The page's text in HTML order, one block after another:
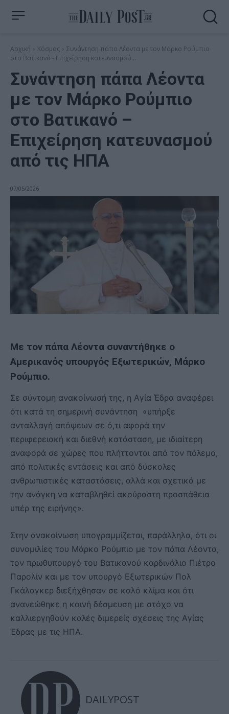
Αρχική Κόσμος
Συνάντηση πάπα Λέοντα με τον Μάρκο Ρούμπιο
στο Βατικανό - Επιχείρηση κατευνασμού...
Συνάντηση πάπα Λέοντα
με τον Μάρκο Ρούμπιο
στο Βατικανό –
Επιχείρηση κατευνασμού
από τις ΗΠΑ
07/05/2026
Με τον πάπα Λέοντα συναντήθηκε ο
Αμερικανός υπουργός Εξωτερικών, Μάρκο
Ρούμπιο.
Σε σύντομη ανακοίνωσή της, η Αγία Έδρα αναφέρει
ότι κατά τη σημερινή συνάντηση «υπήρξε
ανταλλαγή απόψεων σε ό,τι αφορά την
περιφερειακή και διεθνή κατάσταση, με ιδιαίτερη
αναφορά σε χώρες που πλήττονται από τον πόλεμο,
από πολιτικές εντάσεις και από δύσκολες
ανθρωπιστικές καταστάσεις, αλλά και σχετικά με
την ανάγκη να καταβληθεί ακούραστη προσπάθεια
υπέρ της ειρήνης».
Στην ανακοίνωση υπογραμμίζεται, παράλληλα, ότι οι
συνομιλίες του Μάρκο Ρούμπιο με τον πάπα Λέοντα,
τον πρωθυπουργό του Βατικανού καρδινάλιο Πιέτρο
Παρολίν και με τον υπουργό Εξωτερικών Πολ
Γκάλαγκερ διεξήχθησαν σε καλό κλίμα και ότι
ανανεώθηκε η κοινή δέσμευση με στόχο να
καλλιεργηθούν καλές διμερείς σχέσεις της Αγίας
Έδρας με τις ΗΠΑ.
DAILYPOST